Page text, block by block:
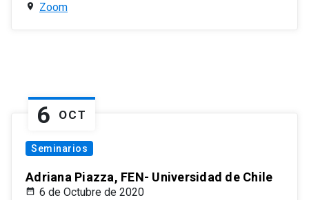
Zoom
6 OCT
Seminarios
Adriana Piazza, FEN- Universidad de Chile
6 de Octubre de 2020